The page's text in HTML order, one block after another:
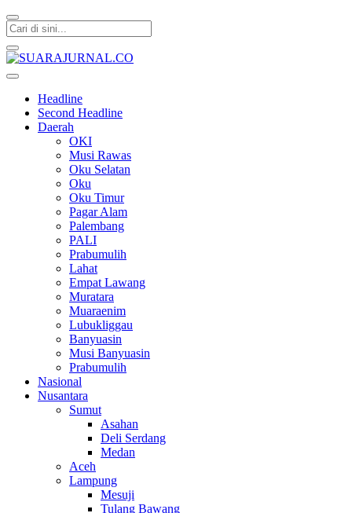
Headline
Second Headline
Daerah
OKI
Musi Rawas
Oku Selatan
Oku
Oku Timur
Pagar Alam
Palembang
PALI
Prabumulih
Lahat
Empat Lawang
Muratara
Muaraenim
Lubukliggau
Banyuasin
Musi Banyuasin
Prabumulih
Nasional
Nusantara
Sumut
Asahan
Deli Serdang
Medan
Aceh
Lampung
Mesuji
Tulang Bawang